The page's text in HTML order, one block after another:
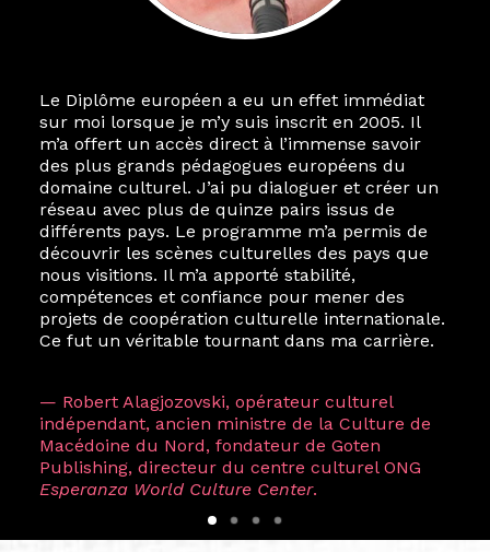
Le Diplôme européen a eu un effet immédiat
sur moi lorsque je m’y suis inscrit en 2005. Il
m’a offert un accès direct à l’immense savoir
des plus grands pédagogues européens du
domaine culturel. J’ai pu dialoguer et créer un
réseau avec plus de quinze pairs issus de
différents pays. Le programme m’a permis de
découvrir les scènes culturelles des pays que
nous visitions. Il m’a apporté stabilité,
compétences et confiance pour mener des
projets de coopération culturelle internationale.
Ce fut un véritable tournant dans ma carrière.
— Robert Alagjozovski, opérateur culturel
indépendant, ancien ministre de la Culture de
Macédoine du Nord, fondateur de Goten
Publishing, directeur du centre culturel ONG
Esperanza World Culture Center.